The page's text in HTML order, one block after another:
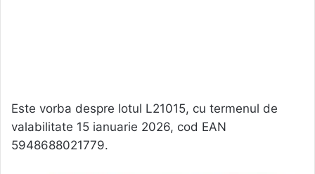
Este vorba despre lotul L21015, cu termenul de
valabilitate 15 ianuarie 2026, cod EAN
5948688021779.